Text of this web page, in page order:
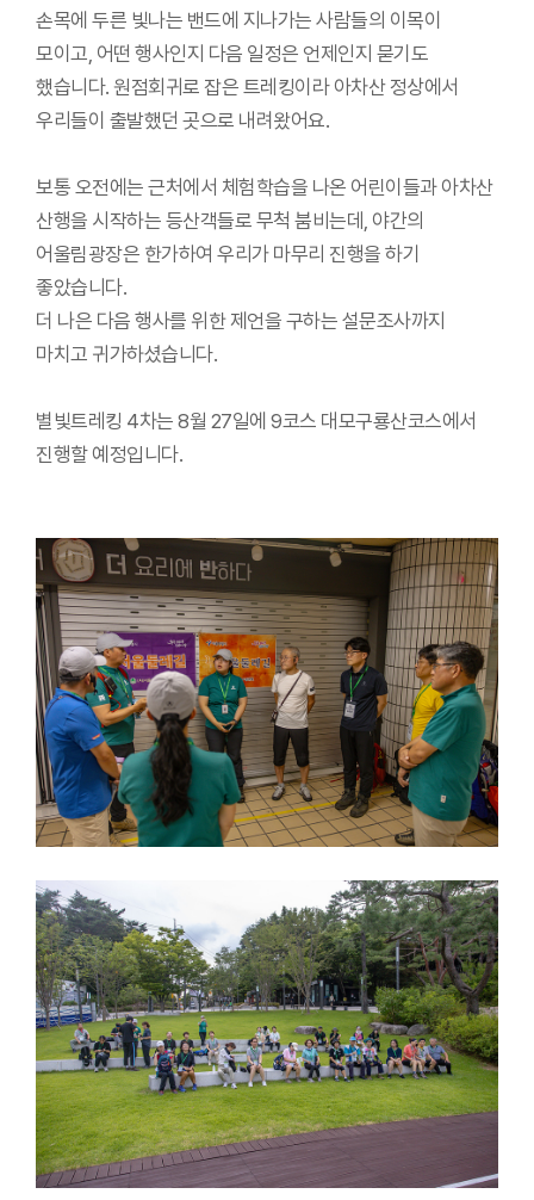
손목에 두른 빛나는 밴드에 지나가는 사람들의 이목이
모이고, 어떤 행사인지 다음 일정은 언제인지 묻기도
했습니다. 원점회귀로 잡은 트레킹이라 아차산 정상에서
우리들이 출발했던 곳으로 내려왔어요.
보통 오전에는 근처에서 체험학습을 나온 어린이들과 아차산
산행을 시작하는 등산객들로 무척 붐비는데, 야간의
어울림광장은 한가하여 우리가 마무리 진행을 하기
좋았습니다.
더 나은 다음 행사를 위한 제언을 구하는 설문조사까지
마치고 귀가하셨습니다.
별빛트레킹 4차는 8월 27일에 9코스 대모구룡산코스에서
진행할 예정입니다.